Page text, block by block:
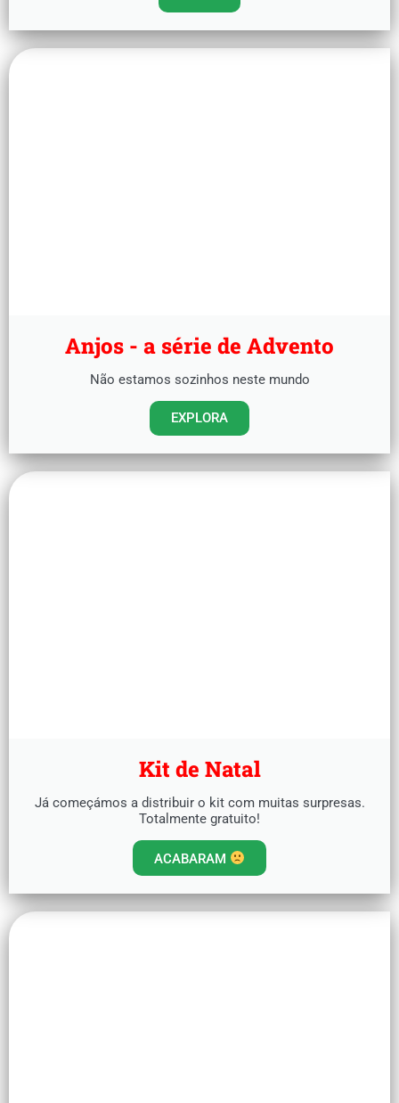
Anjos - a série de Advento
Não estamos sozinhos neste mundo
EXPLORA
Kit de Natal
Já começámos a distribuir o kit com muitas surpresas.
Totalmente gratuito!
ACABARAM